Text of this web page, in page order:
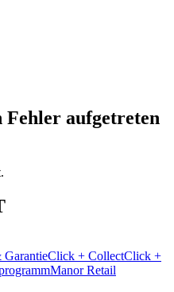
aufgetreten
GarantieClick + CollectClick +
Manor Retail